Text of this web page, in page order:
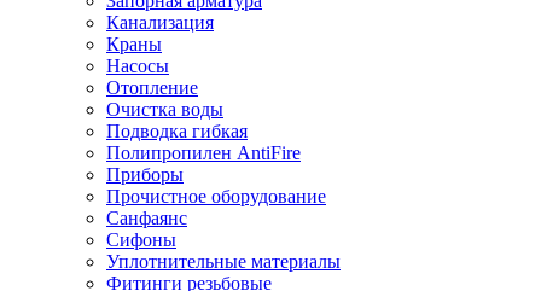
Канализация
Краны
Насосы
Отопление
Очистка воды
Подводка гибкая
Полипропилен AntiFire
Приборы
Прочистное оборудование
Санфаянс
Сифоны
Уплотнительные материалы
Фитинги резьбовые